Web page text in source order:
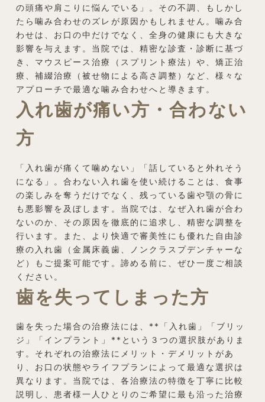
の頭痛や肩こりに悩んでいる」。その不調、もしかし
たら噛み合わせのズレが原因かもしれません。噛み合
わせは、お口の中だけでなく、全身の健康にも大きな
影響を与えます。当院では、精密な診査・診断に基づ
き、マウスピース治療（スプリント療法）や、矯正治
療、補綴治療（被せ物による高さ調整）など、様々な
アプローチで最適な噛み合わせへと導きます。
入れ歯が痛い方・合わない
方
「入れ歯が痛くて噛めない」「話していると外れそう
になる」。合わない入れ歯を使い続けることは、食事
の楽しみを奪うだけでなく、残っている歯や顎の骨に
も悪影響を及ぼします。当院では、なぜ入れ歯が合わ
ないのか、その原因を徹底的に追求し、精密な調整を
行います。また、より快適で審美性にも優れた自由診
療の入れ歯（金属床義歯、ノンクラスプデンチャーな
ど）もご提案可能です。諦める前に、ぜひ一度ご相談
ください。
歯を失ってしまった方
歯を失った場合の治療法には、**「入れ歯」「ブリッ
ジ」「インプラント」**という３つの選択肢がありま
す。それぞれの治療法にメリット・デメリットがあ
り、お口の状態やライフプランによって最適な選択は
異なります。当院では、各治療法の特徴を丁寧に比較
説明し、患者様一人ひとりのご希望に最も沿った治療